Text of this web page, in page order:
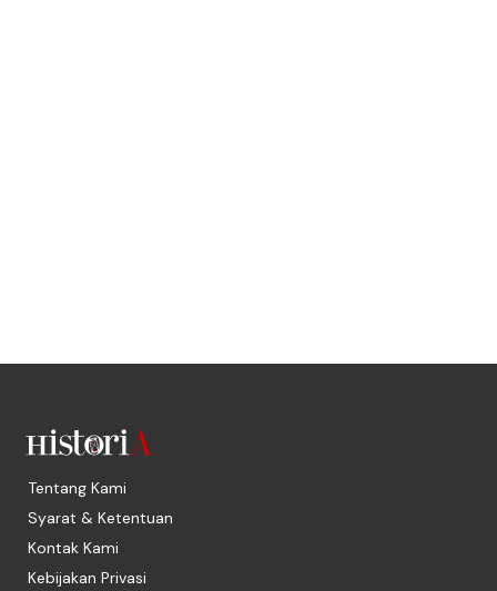
Tentang Kami
Syarat & Ketentuan
Kontak Kami
Kebijakan Privasi